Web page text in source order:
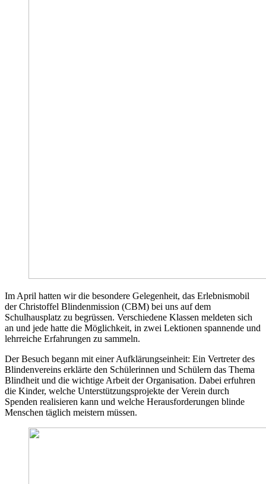
Im April hatten wir die besondere Gelegenheit, das Erlebnismobil
der Christoffel Blindenmission (CBM) bei uns auf dem
Schulhausplatz zu begrüssen. Verschiedene Klassen meldeten sich
an und jede hatte die Möglichkeit, in zwei Lektionen spannende und
lehrreiche Erfahrungen zu sammeln.
Der Besuch begann mit einer Aufklärungseinheit: Ein Vertreter des
Blindenvereins erklärte den Schülerinnen und Schülern das Thema
Blindheit und die wichtige Arbeit der Organisation. Dabei erfuhren
die Kinder, welche Unterstützungsprojekte der Verein durch
Spenden realisieren kann und welche Herausforderungen blinde
Menschen täglich meistern müssen.